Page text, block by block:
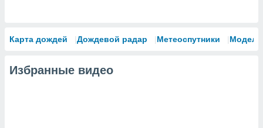
Карта дождей Дождевой радар Метеоспутники Модели
Избранные видео